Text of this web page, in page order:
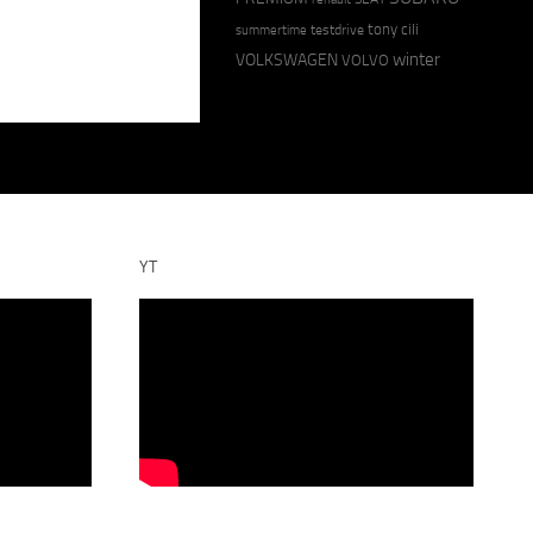
summertime testdrive tony cili
VOLKSWAGEN VOLVO winter
YT